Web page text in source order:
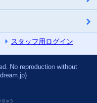
スタッフ用ログイン
No reproduction without